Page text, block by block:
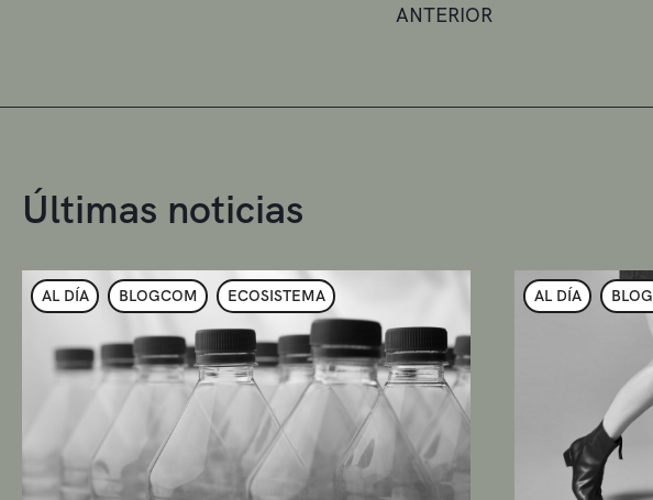
ANTERIOR
Últimas noticias
AL DÍA BLOGCOM ECOSISTEMA AL DÍA